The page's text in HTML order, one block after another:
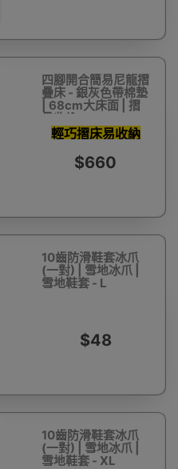
四腳開合簡易尼龍摺
疊床 - 銀灰色帶棉墊
| 68cm大床面 | 摺
疊收納
輕巧摺床易收納
$660
10齒防滑鞋套冰爪
(一對) | 雪地冰爪 |
雪地鞋套 - L
$48
10齒防滑鞋套冰爪
(一對) | 雪地冰爪 |
雪地鞋套 - XL